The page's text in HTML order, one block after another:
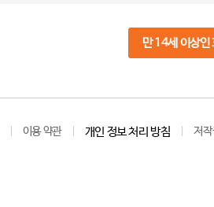
만 14세 이상인
이용 약관 개인 정보 처리 방침 저